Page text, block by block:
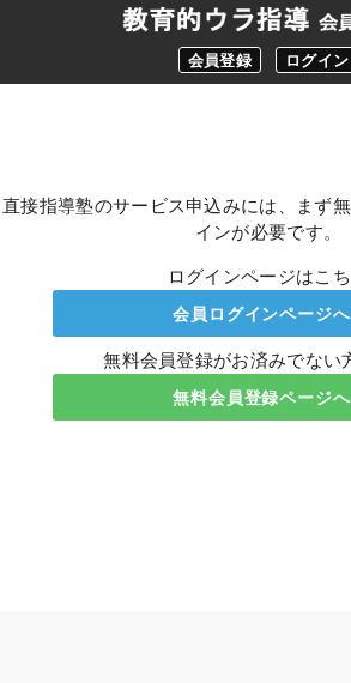
会員登録 ログイン
直接指導塾のサービス申込みには、まず
インが必要です。
ログインページはこ
会員ログインページへ
無料会員登録がお済みでない
無料会員登録ページへ